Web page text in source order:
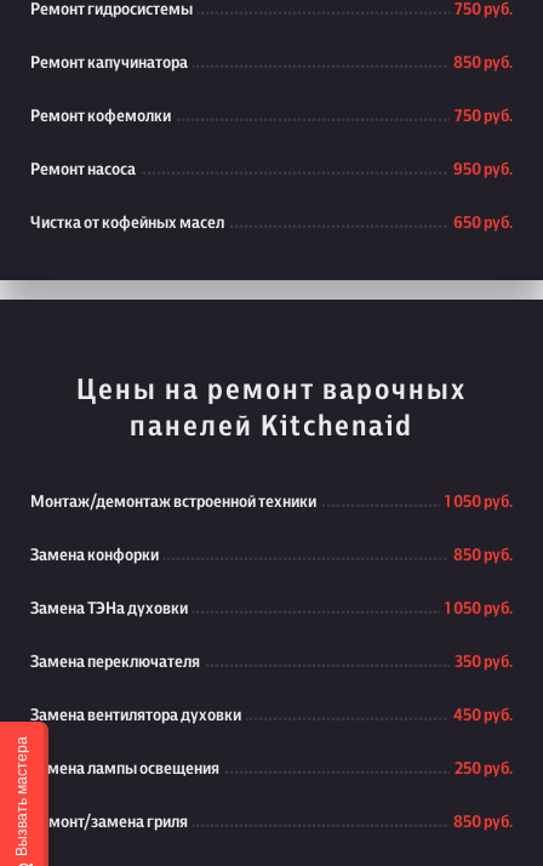
Ремонт гидросистемы 750 руб.
Ремонт капучинатора 850 руб.
Ремонт кофемолки 750 руб.
Ремонт насоса 950 руб.
Чистка от кофейных масел 650 руб.
Цены на ремонт варочных
панелей Kitchenaid
Монтаж/демонтаж встроенной техники 1 050 руб.
Замена конфорки 850 руб.
Замена ТЭНа духовки 1 050 руб.
Замена переключателя 350 руб.
Замена вентилятора духовки 450 руб.
Замена лампы освещения 250 руб.
Ремонт/замена гриля 850 руб.
Вызвать мастера